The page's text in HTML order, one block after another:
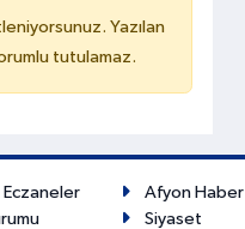
Yazılan
tutulamaz.
Afyon Haber
Siyaset